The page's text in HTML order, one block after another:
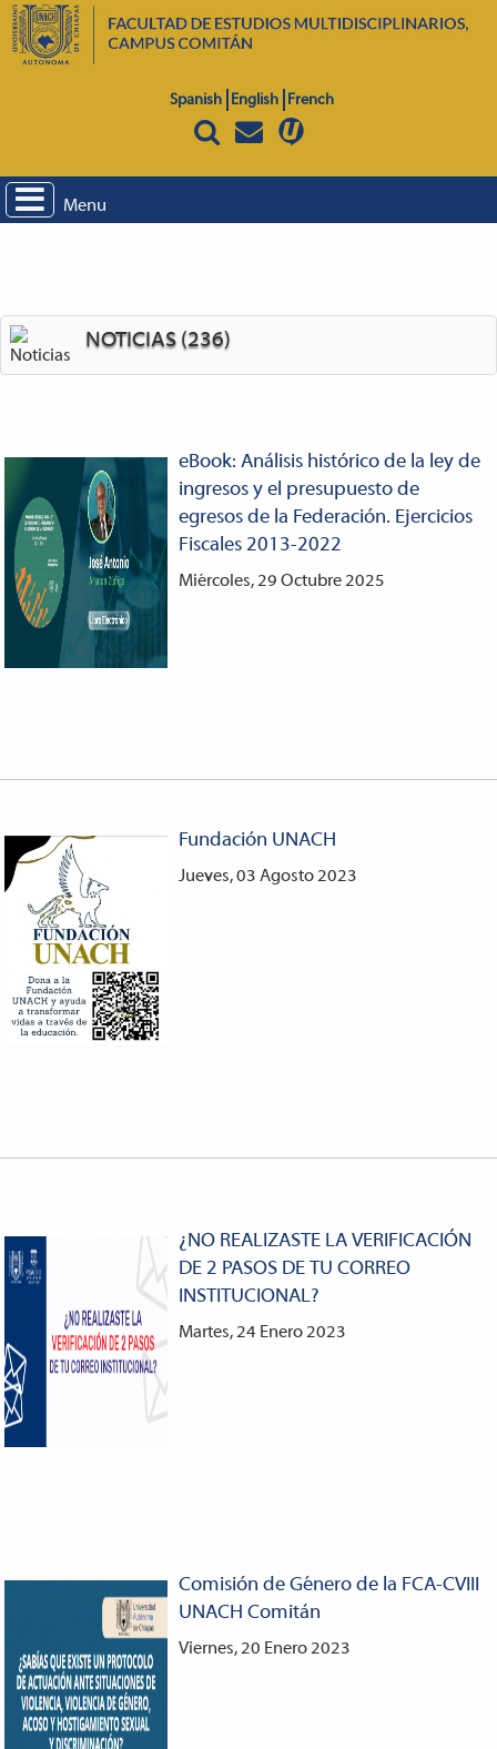
Spanish English French
Menu
NOTICIAS (236)
eBook: Análisis histórico de la ley de
ingresos y el presupuesto de
egresos de la Federación. Ejercicios
Fiscales 2013-2022
Miércoles, 29 Octubre 2025
Fundación UNACH
Jueves, 03 Agosto 2023
¿NO REALIZASTE LA VERIFICACIÓN
DE 2 PASOS DE TU CORREO
INSTITUCIONAL?
Martes, 24 Enero 2023
Comisión de Género de la FCA-CVIII
UNACH Comitán
Viernes, 20 Enero 2023